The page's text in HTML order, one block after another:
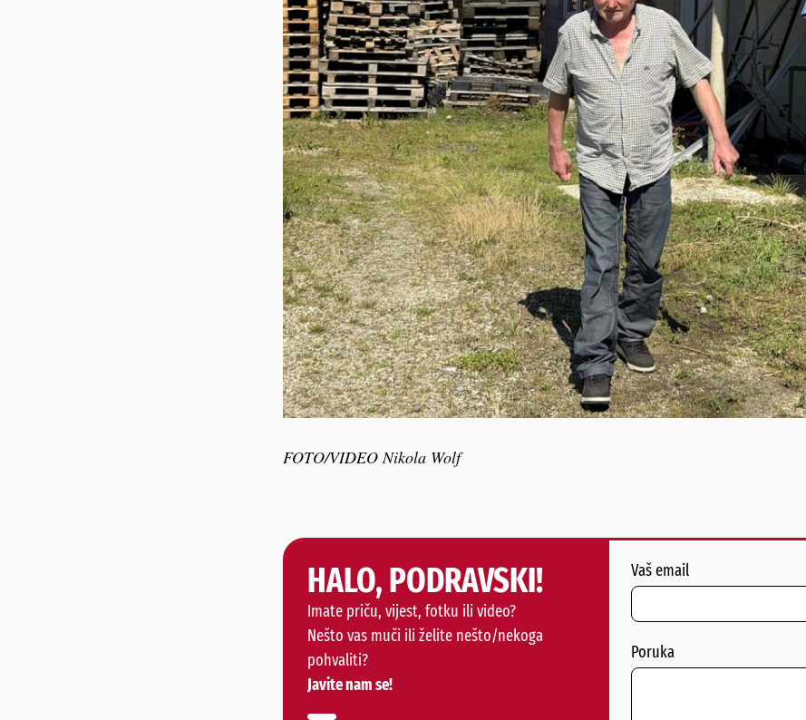
FOTO/VIDEO Nikola Wolf
HALO, PODRAVSKI!
Imate priču, vijest, fotku ili video?
Nešto vas muči ili želite nešto/nekoga
pohvaliti?
Javite nam se!
Vaš email
Poruka